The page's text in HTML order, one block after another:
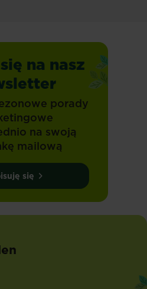
na nasz
porady
na swoją
mailową
się